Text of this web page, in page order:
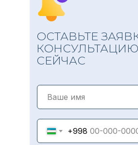
ОСТАВЬТЕ
СЕЙЧАС
+998